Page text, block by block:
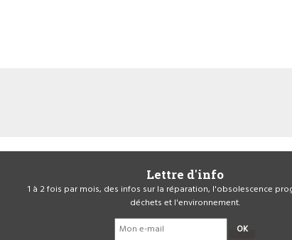
Lettre d'info
1 à 2 fois par mois, des infos sur la réparation, l'obsolescence
déchets et l'environnement.
OK